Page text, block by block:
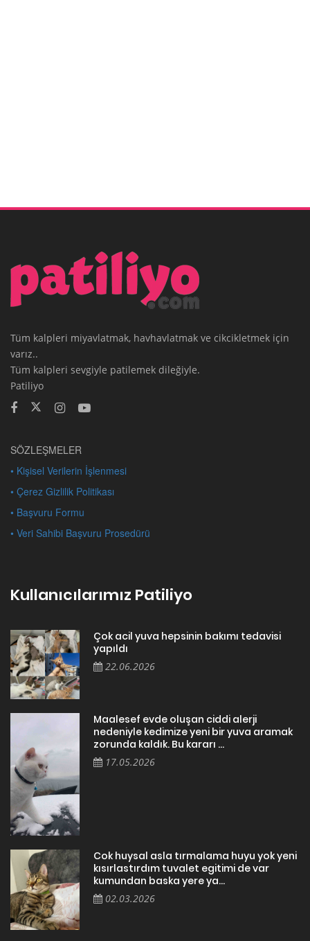
Tüm kalpleri miyavlatmak, havhavlatmak ve cikcikletmek için
varız..
Tüm kalpleri sevgiyle patilemek dileğiyle.
Patiliyo
SÖZLEŞMELER
• Kişisel Verilerin İşlenmesi
• Çerez Gizlilik Politikası
• Başvuru Formu
• Veri Sahibi Başvuru Prosedürü
Kullanıcılarımız Patiliyo
Çok acil yuva hepsinin bakımı tedavisi
yapıldı
22.06.2026
Maalesef evde oluşan ciddi alerji
nedeniyle kedimize yeni bir yuva aramak
zorunda kaldık. Bu kararı ...
17.05.2026
Cok huysal asla tırmalama huyu yok yeni
kısırlastırdım tuvalet egitimi de var
kumundan baska yere ya...
02.03.2026